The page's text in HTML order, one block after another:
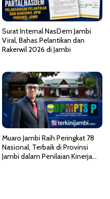
Surat Internal NasDem Jambi
Viral, Bahas Pelantikan dan
Rakerwil 2026 di Jambi
Muaro Jambi Raih Peringkat 78
Nasional, Terbaik di Provinsi
Jambi dalam Penilaian Kinerja